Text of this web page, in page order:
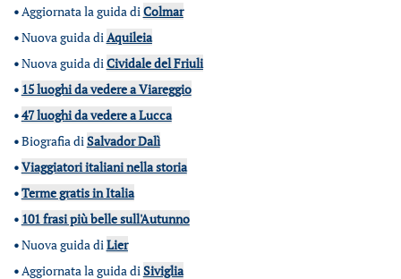
•Aggiornata la guida diColmar
•Nuova guida diAquileia
•Nuova guida diCividale del Friuli
• 15 luoghi da vedere a Viareggio
•47 luoghi da vedere a Lucca
•Biografia diSalvador Dalì
•Viaggiatori italiani nella storia
•Terme gratis in Italia
• 101 frasi più belle sull'Autunno
•Nuova guida diLier
•Aggiornata la guida diSiviglia